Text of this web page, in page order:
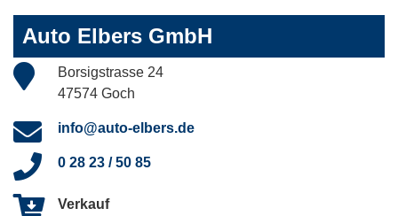
Auto Elbers GmbH
Borsigstrasse 24
47574 Goch
info@auto-elbers.de
0 28 23 / 50 85
Verkauf